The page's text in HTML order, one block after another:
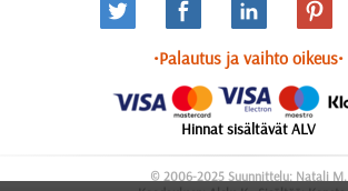
•Palautus ja vaihto oikeus•
Hinnat sisältävät ALV
© 2006-2025 Suunnittelu: Natali M.